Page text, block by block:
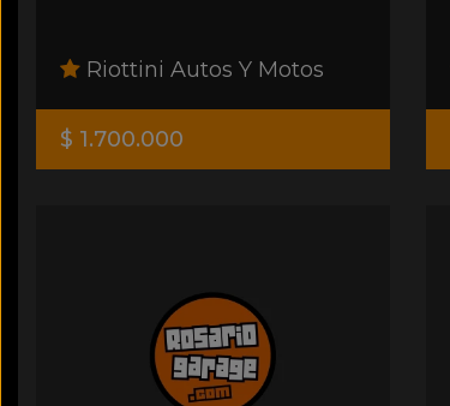
Riottini Autos Y Motos
$ 1.700.000